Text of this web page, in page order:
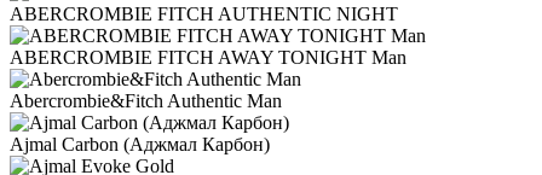
ABERCROMBIE FITCH AUTHENTIC NIGHT
ABERCROMBIE FITCH AWAY TONIGHT Man
Abercrombie&Fitch Authentic Man
Ajmal Carbon (Аджмал Карбон)